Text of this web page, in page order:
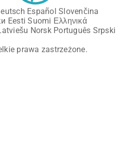
Español Slovenčina
Eesti Suomi Ελληνικά
Norsk Português Srpski
prawa zastrzeżone.